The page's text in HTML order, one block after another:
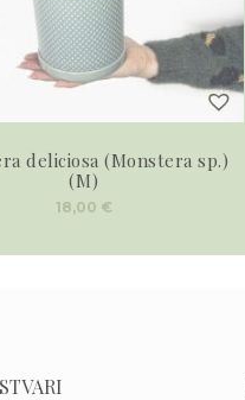
deliciosa (Monstera sp.)
(M)
18,00 €